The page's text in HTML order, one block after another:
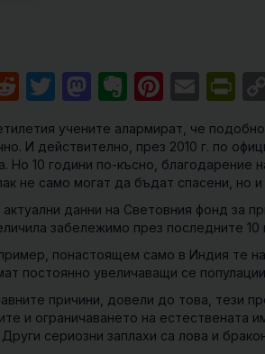
RedditTwitter
Mastodon
Evernote
Email
учените алармират, че
И действително, през 2010 г. по
Но 10 години по-късно, благодарение
не само могат да бъдат спасени, но
данни на Световния фонд за
забележимо през последните 10
понастоящем само в Индия те
постоянно увеличаващи се популации
причини, довели до това, тези
и ограничаването на естествената
сериозни заплахи са лова и